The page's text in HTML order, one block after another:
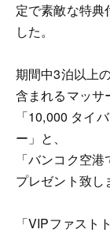
定で素敵な特典
した。
期間中3泊以上
含まれるマッサ
「10,000 タイ
ー」と、
「バンコク空
プレゼント致し
「VIPファスト